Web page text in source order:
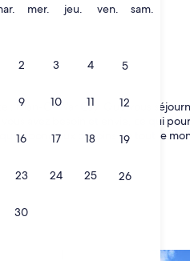
mardi
mer. mercredi
jeu. jeudiven. vendredi
sam.
2 3 4 5
9 10 11 12
16 17 18 19
23 24 25 26
30
: Man-O-War Cay. Que vous
avez besoin et envie, ce qui
répond aux besoins de tout le
Rechercher des villas